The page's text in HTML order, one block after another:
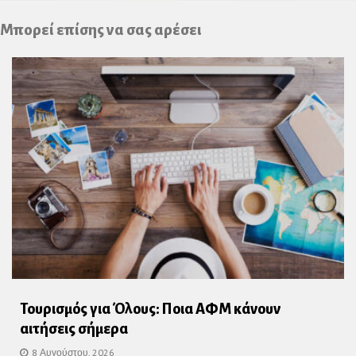
Plus
Μπορεί επίσης να σας αρέσει
Τουρισμός για Όλους: Ποια ΑΦΜ κάνουν
αιτήσεις σήμερα
8 Αυγούστου, 2026